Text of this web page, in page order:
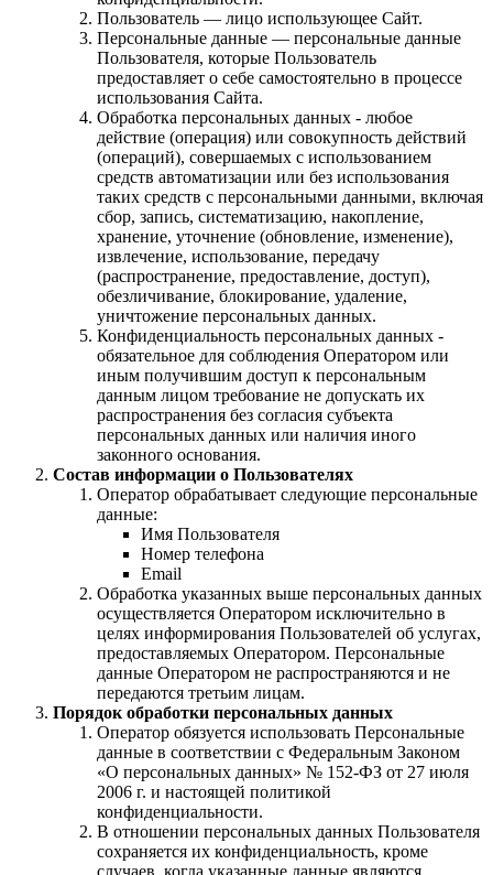
Пользователь — лицо использующее Сайт.
Персональные данные — персональные данные
Пользователя, которые Пользователь
предоставляет о себе самостоятельно в процессе
использования Сайта.
Обработка персональных данных - любое
действие (операция) или совокупность действий
(операций), совершаемых с использованием
средств автоматизации или без использования
таких средств с персональными данными, включая
сбор, запись, систематизацию, накопление,
хранение, уточнение (обновление, изменение),
извлечение, использование, передачу
(распространение, предоставление, доступ),
обезличивание, блокирование, удаление,
уничтожение персональных данных.
Конфиденциальность персональных данных -
обязательное для соблюдения Оператором или
иным получившим доступ к персональным
данным лицом требование не допускать их
распространения без согласия субъекта
персональных данных или наличия иного
законного основания.
Состав информации о Пользователях
Оператор обрабатывает следующие персональные
данные:
Имя Пользователя
Номер телефона
Email
Обработка указанных выше персональных данных
осуществляется Оператором исключительно в
целях информирования Пользователей об услугах,
предоставляемых Оператором. Персональные
данные Оператором не распространяются и не
передаются третьим лицам.
Порядок обработки персональных данных
Оператор обязуется использовать Персональные
данные в соответствии с Федеральным Законом
«О персональных данных» № 152-ФЗ от 27 июля
2006 г. и настоящей политикой
конфиденциальности.
В отношении персональных данных Пользователя
сохраняется их конфиденциальность, кроме